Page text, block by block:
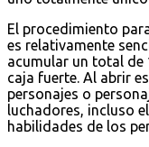
El procedimiento
es relativamente
acumular un total de
caja fuerte. Al abrir
personajes o
luchadores, incluso
habilidades de los